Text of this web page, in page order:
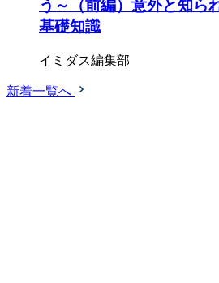
う～（前編）意外と知ら
基礎知識
イミダス編集部
新着一覧へ